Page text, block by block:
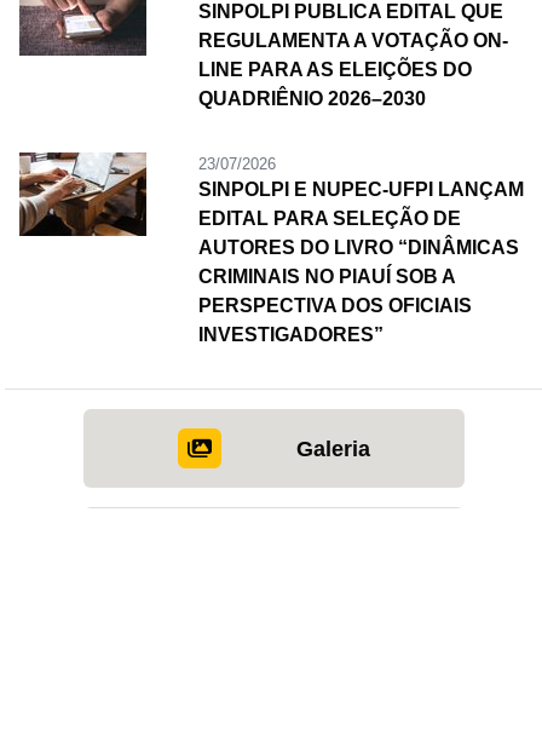
SINPOLPI PUBLICA EDITAL QUE
REGULAMENTA A VOTAÇÃO ON-
LINE PARA AS ELEIÇÕES DO
QUADRIÊNIO 2026–2030
23/07/2026
SINPOLPI E NUPEC-UFPI LANÇAM
EDITAL PARA SELEÇÃO DE
AUTORES DO LIVRO “DINÂMICAS
CRIMINAIS NO PIAUÍ SOB A
PERSPECTIVA DOS OFICIAIS
INVESTIGADORES”
Galeria